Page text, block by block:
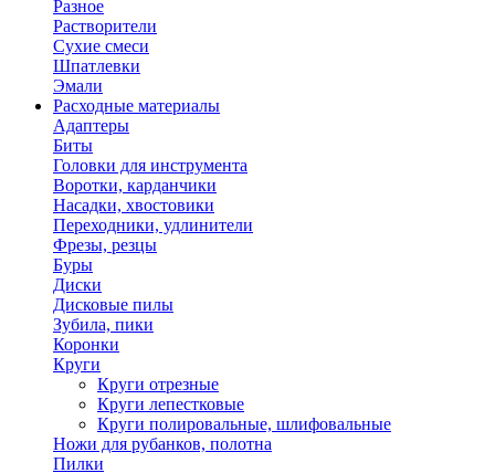
Разное
Растворители
Сухие смеси
Шпатлевки
Эмали
Расходные материалы
Адаптеры
Биты
Головки для инструмента
Воротки, карданчики
Насадки, хвостовики
Переходники, удлинители
Фрезы, резцы
Буры
Диски
Дисковые пилы
Зубила, пики
Коронки
Круги
Круги отрезные
Круги лепестковые
Круги полировальные, шлифовальные
Ножи для рубанков, полотна
Пилки